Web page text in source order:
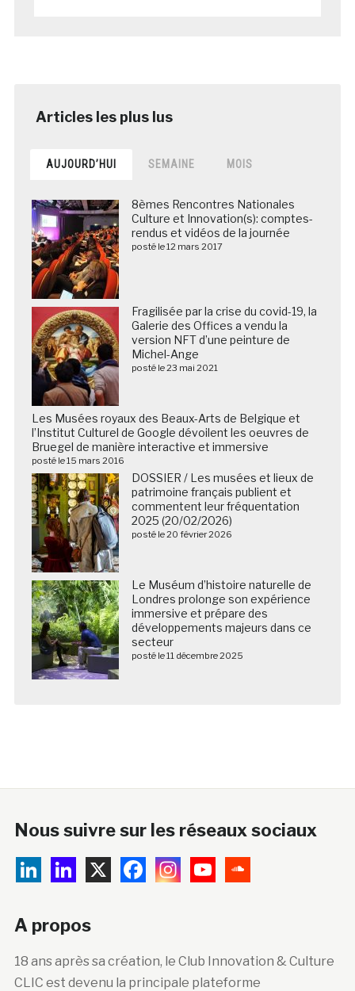
AUJOURD’HUI SEMAINE MOIS
8èmes Rencontres Nationales
Culture et Innovation(s): comptes-
rendus et vidéos de la journée
posté le 12 mars 2017
Fragilisée par la crise du covid-19, la
Galerie des Offices a vendu la
version NFT d’une peinture de
Michel-Ange
posté le 23 mai 2021
Les Musées royaux des Beaux-Arts de Belgique et
l’Institut Culturel de Google dévoilent les oeuvres de
Bruegel de manière interactive et immersive
posté le 15 mars 2016
DOSSIER / Les musées et lieux de
patrimoine français publient et
commentent leur fréquentation
2025 (20/02/2026)
posté le 20 février 2026
Le Muséum d’histoire naturelle de
Londres prolonge son expérience
immersive et prépare des
développements majeurs dans ce
secteur
posté le 11 décembre 2025
Nous suivre sur les réseaux sociaux
A propos
18 ans après sa création, le Club Innovation & Culture
CLIC est devenu la principale plateforme